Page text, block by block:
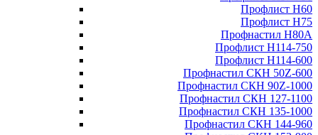
Профлист Н60
Профлист Н75
Профнастил Н80А
Профлист Н114-750
Профлист Н114-600
Профнастил СКН 50Z-600
Профнастил СКН 90Z-1000
Профнастил СКН 127-1100
Профнастил СКН 135-1000
Профнастил СКН 144-960